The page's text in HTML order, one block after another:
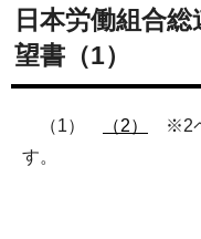
日本労働組合
望書（1）
（1） （2）
※2ペ
す。